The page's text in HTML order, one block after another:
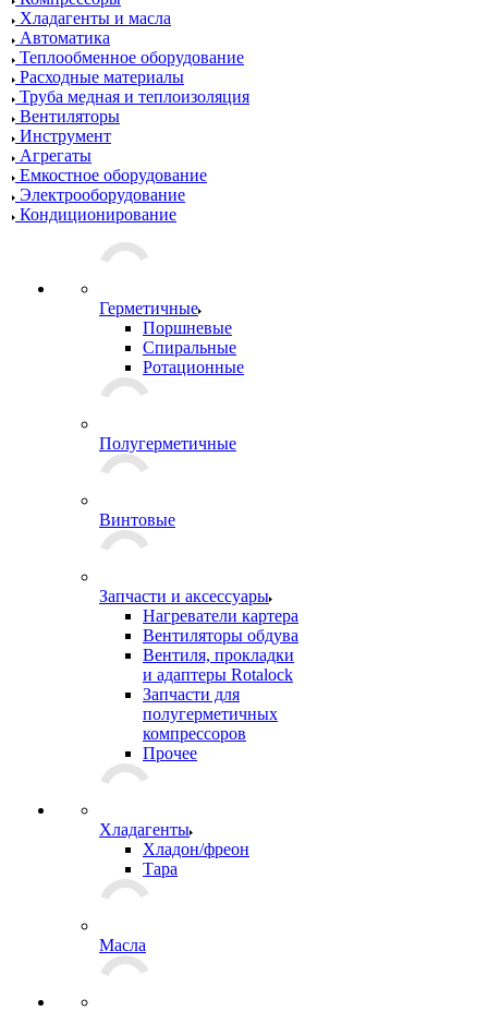
Хладагенты и масла
Автоматика
Теплообменное оборудование
Расходные материалы
Труба медная и теплоизоляция
Вентиляторы
Инструмент
Агрегаты
Емкостное оборудование
Электрооборудование
Кондиционирование
Герметичные
Поршневые
Спиральные
Ротационные
Полугерметичные
Винтовые
Запчасти и аксессуары
Нагреватели картера
Вентиляторы обдува
Вентиля, прокладки
и адаптеры Rotalock
Запчасти для
полугерметичных
компрессоров
Прочее
Хладагенты
Хладон/фреон
Тара
Масла